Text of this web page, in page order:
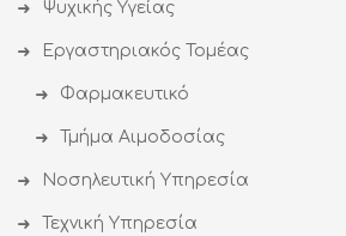
Ψυχικής Υγείας
Εργαστηριακός Τομέας
Φαρμακευτικό
Τμήμα Αιμοδοσίας
Νοσηλευτική Υπηρεσία
Τεχνική Υπηρεσία